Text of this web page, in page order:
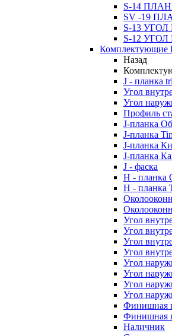
S-14
SV -19
S-13
S-12
Назад
J - планка
Угол
Угол
Профиль
J-планка
J-планка
J-планка
J-планка
J - фаска
Н - планка
Н - планка
Угол
Угол
Угол
Угол
Угол
Угол
Угол
Угол
Финишная
Финишная
Наличник